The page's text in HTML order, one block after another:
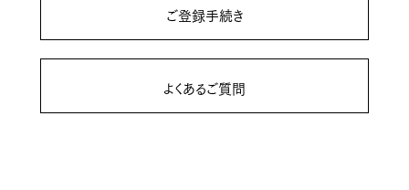
ご登録手続き
よくあるご質問